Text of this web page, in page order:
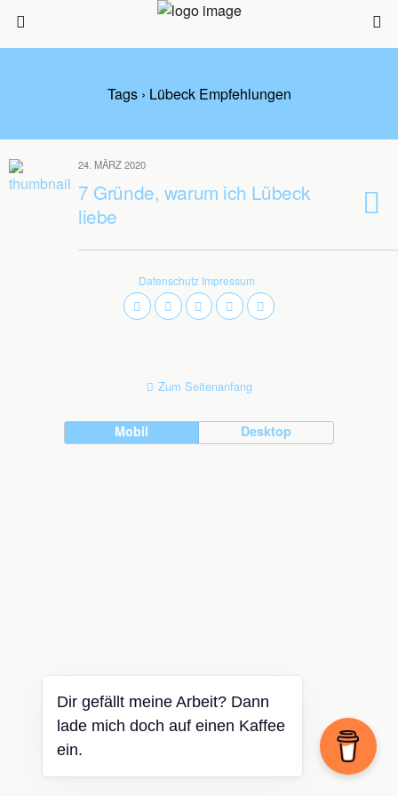
Tags › Lübeck Empfehlungen
24. MÄRZ 2020
7 Gründe, warum ich Lübeck
liebe
Datenschutz Impressum
Zum Seitenanfang
Mobil Desktop
Dir gefällt meine Arbeit? Dann
lade mich doch auf einen Kaffee
ein.